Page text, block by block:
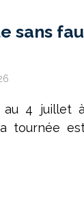
sans
4 juillet
tournée